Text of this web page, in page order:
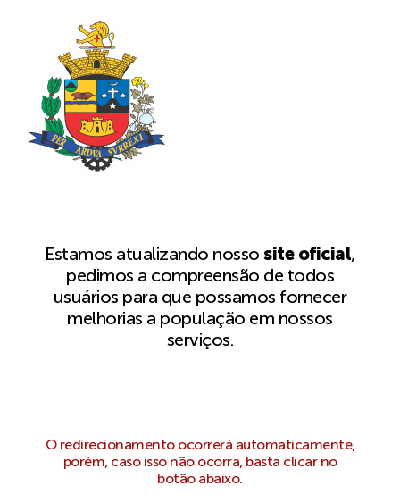
Estamos atualizando nossosite oficial,
pedimos a compreensão de todos
usuários para que possamos fornecer
melhorias a população em nossos
serviços.
O redirecionamento ocorrerá automaticamente,
porém, caso isso não ocorra, basta clicar no
botão abaixo.